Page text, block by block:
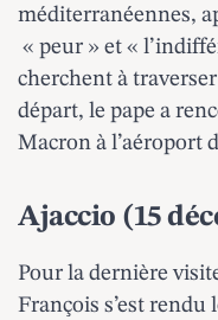
méditerranéennes,
« peur » et «
cherchent à
départ, le pape a
Macron à l’aéroport
Ajaccio (15
Pour la dernière
François s’est rendu